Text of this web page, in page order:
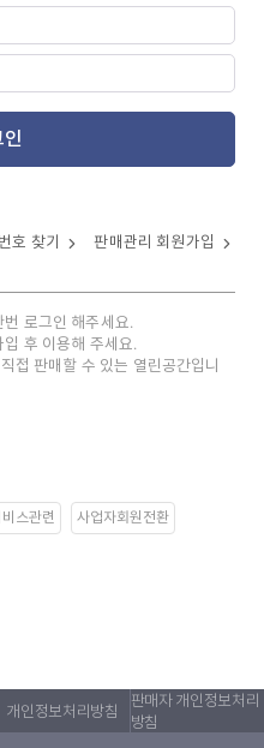
호 찾기 판매관리 회원가입
로그인 해주세요.
후 이용해 주세요.
접 판매할 수 있는 열린공간입니
스관련 사업자회원전환
개인정보처리방침
판매자 개인정보처리
방침